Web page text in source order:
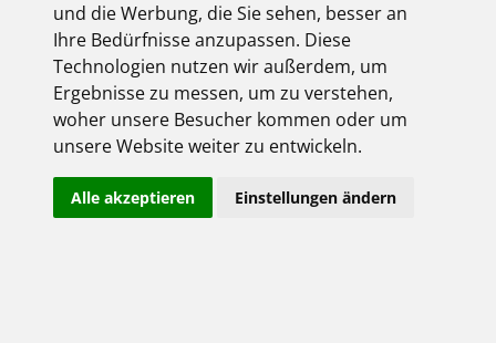
und die Werbung, die Sie sehen, besser an
Ihre Bedürfnisse anzupassen. Diese
Technologien nutzen wir außerdem, um
Ergebnisse zu messen, um zu verstehen,
woher unsere Besucher kommen oder um
unsere Website weiter zu entwickeln.
Alle akzeptieren Einstellungen ändern